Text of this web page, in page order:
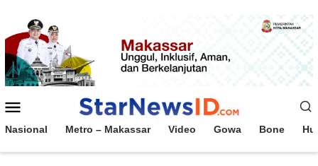
konten
Mobile
Nasional Metro – Makassar Video Gowa Bone